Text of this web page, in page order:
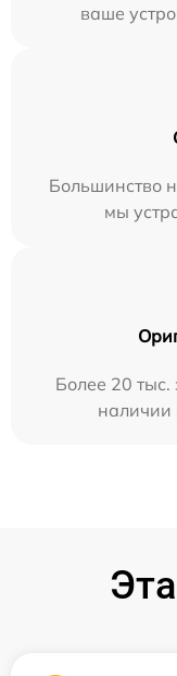
ваше
Большинство
мы
Более 20 тыс.
наличии